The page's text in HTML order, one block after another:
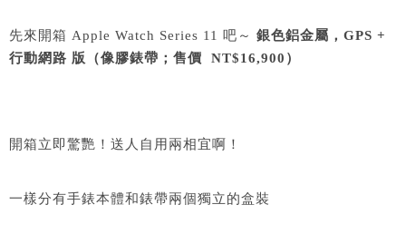
先來開箱 Apple Watch Series 11 吧～ 銀色鋁金屬，GPS +
行動網路 版（像膠錶帶；售價 NT$16,900）
開箱立即驚艷！送人自用兩相宜啊！
一樣分有手錶本體和錶帶兩個獨立的盒裝